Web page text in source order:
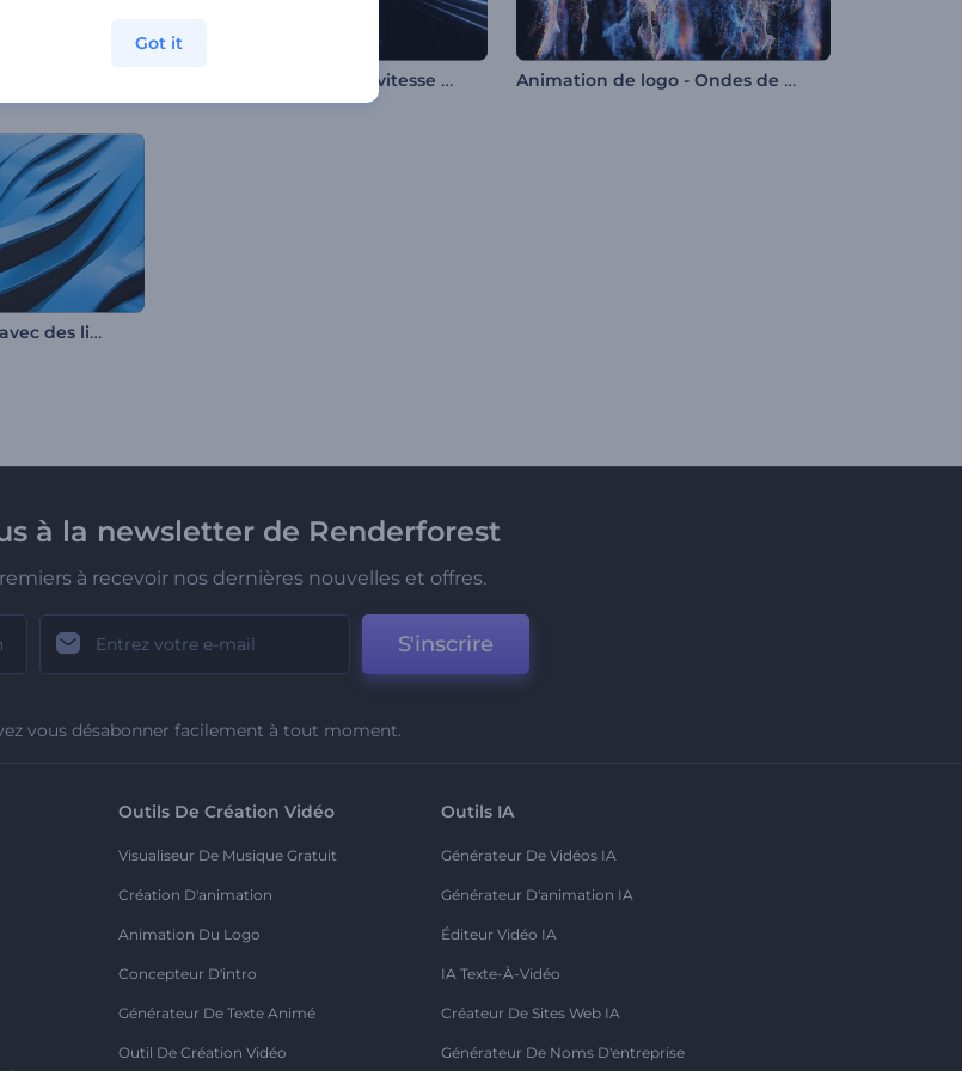
Animation de logo à la vitesse de l'éclair Animation de logo - Ondes de particules ascendantes
Animation du logo avec des lignes ondulées
à la newsletter de Renderforest
à recevoir nos dernières nouvelles et offres.
S'inscrire
vous désabonner facilement à tout moment.
Outils De Création Vidéo
Visualiseur De Musique Gratuit
Création D'animation
Animation Du Logo
Concepteur D'intro
Générateur De Texte Animé
Outil De Création Vidéo
Outils IA
Générateur De Vidéos IA
Générateur D'animation IA
Éditeur Vidéo IA
IA Texte-À-Vidéo
Créateur De Sites Web IA
Générateur De Noms D'entreprise
Got it